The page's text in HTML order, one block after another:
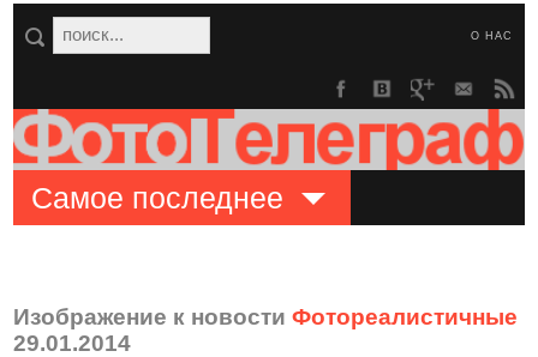
О НАС
Самое последнее
Изображение к новостиФотореалистичные
29.01.2014